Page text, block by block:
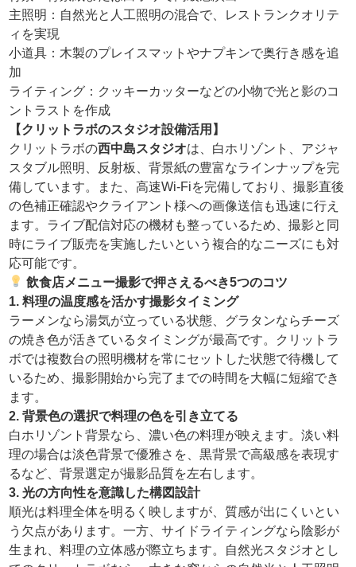
主照明：自然光と人工照明の混合で、レストランクオリテ
ィを実現
小道具：木製のプレイスマットやナプキンで奥行き感を追
加
ライティング：クッキーカッターなどの小物で光と影のコ
ントラストを作成
【クリットラボのスタジオ設備活用】
クリットラボの西中島スタジオは、白ホリゾント、アジャ
スタブル照明、反射板、背景紙の豊富なラインナップを完
備しています。また、高速Wi-Fiを完備しており、撮影直後
の色補正確認やクライアント様への画像送信も迅速に行え
ます。ライブ配信対応の機材も整っているため、撮影と同
時にライブ販売を実施したいという複合的なニーズにも対
応可能です。
飲食店メニュー撮影で押さえるべき5つのコツ
1. 料理の温度感を活かす撮影タイミング
ラーメンなら湯気が立っている状態、グラタンならチーズ
の焼き色が活きているタイミングが最高です。クリットラ
ボでは複数台の照明機材を常にセットした状態で待機して
いるため、撮影開始から完了までの時間を大幅に短縮でき
ます。
2. 背景色の選択で料理の色を引き立てる
白ホリゾント背景なら、濃い色の料理が映えます。淡い料
理の場合は淡色背景で優雅さを、黒背景で高級感を表現す
るなど、背景選定が撮影品質を左右します。
3. 光の方向性を意識した構図設計
順光は料理全体を明るく映しますが、質感が出にくいとい
う欠点があります。一方、サイドライティングなら陰影が
生まれ、料理の立体感が際立ちます。自然光スタジオとし